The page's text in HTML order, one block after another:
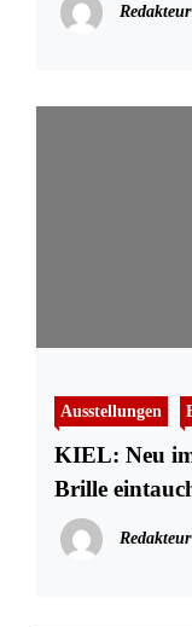
Redakteur
Ausstellungen
KIEL: Neu
Brille
Redakteur